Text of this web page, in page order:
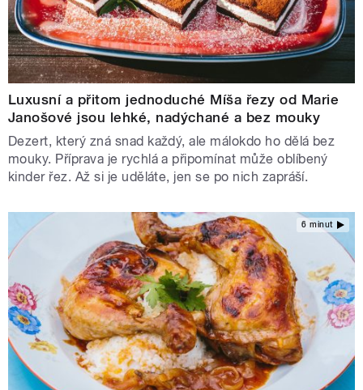
Luxusní a přitom jednoduché Míša řezy od Marie
Janošové jsou lehké, nadýchané a bez mouky
Dezert, který zná snad každý, ale málokdo ho dělá bez
mouky. Příprava je rychlá a připomínat může oblíbený
kinder řez. Až si je uděláte, jen se po nich zapráší.
6 minut